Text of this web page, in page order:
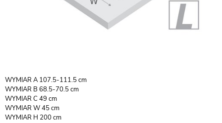
WYMIAR A 107.5-111.5 cm
WYMIAR B 68.5-70.5 cm
WYMIAR C 49 cm
WYMIAR W 45 cm
WYMIAR H 200 cm